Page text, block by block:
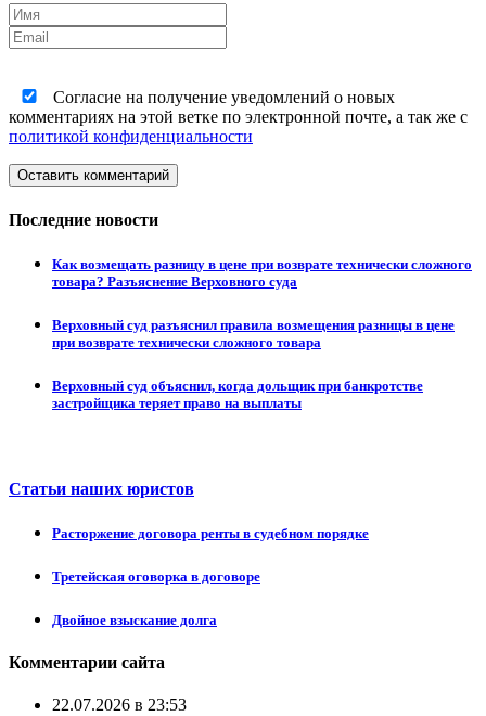
Согласие на получение уведомлений о новых
комментариях на этой ветке по электронной почте, а так же с
политикой конфиденциальности
Оставить комментарий
Последние новости
Как возмещать разницу в цене при возврате технически сложного
товара? Разъяснение Верховного суда
Верховный суд разъяснил правила возмещения разницы в цене
при возврате технически сложного товара
Верховный суд объяснил, когда дольщик при банкротстве
застройщика теряет право на выплаты
Статьи наших юристов
Расторжение договора ренты в судебном порядке
Третейская оговорка в договоре
Двойное взыскание долга
Комментарии сайта
22.07.2026 в 23:53